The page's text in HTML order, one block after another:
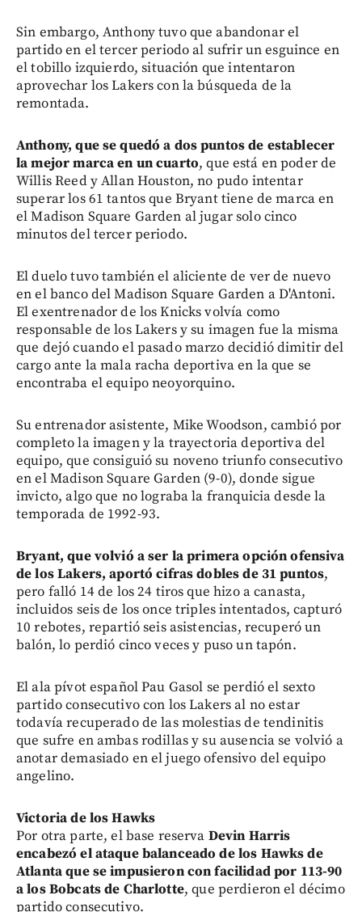
Sin embargo, Anthony tuvo que abandonar el
partido en el tercer periodo al sufrir un esguince en
el tobillo izquierdo, situación que intentaron
aprovechar los Lakers con la búsqueda de la
remontada.
Anthony, que se quedó a dos puntos de establecer
la mejor marca en un cuarto, que está en poder de
Willis Reed y Allan Houston, no pudo intentar
superar los 61 tantos que Bryant tiene de marca en
el Madison Square Garden al jugar solo cinco
minutos del tercer periodo.
El duelo tuvo también el aliciente de ver de nuevo
en el banco del Madison Square Garden a D'Antoni.
El exentrenador de los Knicks volvía como
responsable de los Lakers y su imagen fue la misma
que dejó cuando el pasado marzo decidió dimitir del
cargo ante la mala racha deportiva en la que se
encontraba el equipo neoyorquino.
Su entrenador asistente, Mike Woodson, cambió por
completo la imagen y la trayectoria deportiva del
equipo, que consiguió su noveno triunfo consecutivo
en el Madison Square Garden (9-0), donde sigue
invicto, algo que no lograba la franquicia desde la
temporada de 1992-93.
Bryant, que volvió a ser la primera opción ofensiva
de los Lakers, aportó cifras dobles de 31 puntos,
pero falló 14 de los 24 tiros que hizo a canasta,
incluidos seis de los once triples intentados, capturó
10 rebotes, repartió seis asistencias, recuperó un
balón, lo perdió cinco veces y puso un tapón.
El ala pívot español Pau Gasol se perdió el sexto
partido consecutivo con los Lakers al no estar
todavía recuperado de las molestias de tendinitis
que sufre en ambas rodillas y su ausencia se volvió a
anotar demasiado en el juego ofensivo del equipo
angelino.
Victoria de los Hawks
Por otra parte, el base reserva Devin Harris
encabezó el ataque balanceado de los Hawks de
Atlanta que se impusieron con facilidad por 113-90
a los Bobcats de Charlotte, que perdieron el décimo
partido consecutivo.